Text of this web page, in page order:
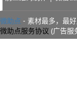
微助点 - 素材最多，最
微助点服务协议 (广告服